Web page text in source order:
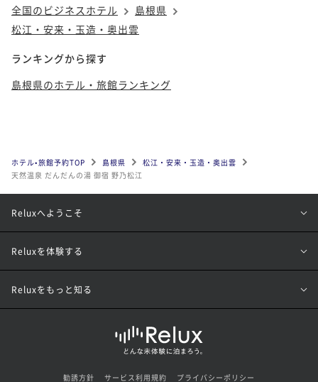
全国のビジネスホテル
島根県
松江・安来・玉造・奥出雲
ランキングから探す
島根県のホテル・旅館ランキング
ホテル•旅館予約TOP 島根県
松江・安来・玉造・奥出雲
天然温泉 だんだんの湯 御宿 野乃松江
Reluxへようこそ
Reluxを体験する
Reluxをもっと知る
勧誘方針 サービス利用規約 プライバシーポリシー